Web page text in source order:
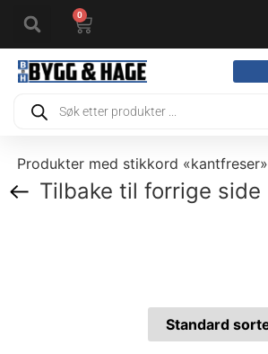
0
Produkter med stikkord «kantfreser»
Tilbake til forrige side